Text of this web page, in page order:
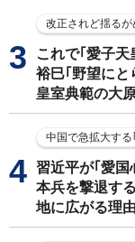
改正されど揺るが
これで｢愛子
裕巳｢野望にと
皇室典範の大
中国で急拡大する
習近平が｢愛
本兵を撃退す
地に広がる理由